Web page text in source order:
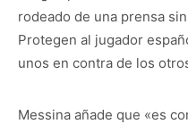
rodeado de una prensa
Protegen al jugador
unos en contra de los
Messina añade que «es